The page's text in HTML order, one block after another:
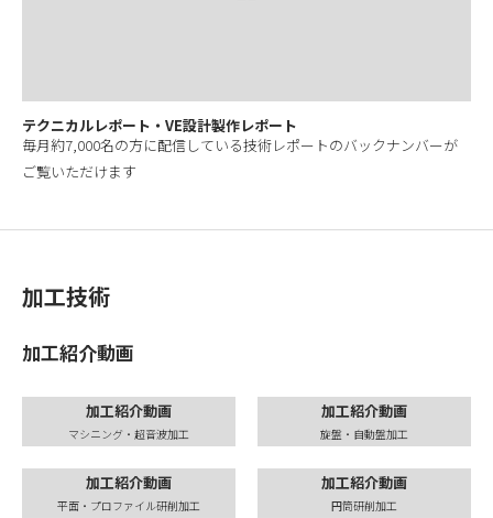
テクニカルレポート・VE設計製作レポート
毎月約7,000名の方に配信している技術レポートのバックナンバーが
ご覧いただけます
加工技術
加工紹介動画
加工紹介動画
マシニング・超音波加工
加工紹介動画
旋盤・自動盤加工
加工紹介動画
平面・プロファイル研削加工
加工紹介動画
円筒研削加工